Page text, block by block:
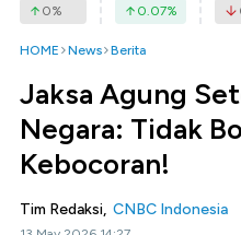
0% 0.07%
HOME News Berita
Jaksa Agung
Negara: Tidak
Kebocoran!
Tim Redaksi, CNBC Indonesia